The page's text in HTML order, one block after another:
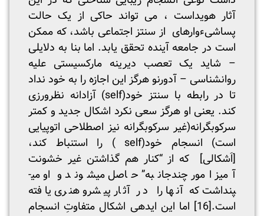
آثار هویداست ، می تواند حاکی از یک حالت
پساشیءواره­ای از سنتز اجتماعی باشد، که ممکن
است در جامعه آینده تحقق یابد. اما بنا به دلایلی
– شاید یک تعصب دیرینه مارکسیستی علیه
روانشناسی – آدورنو هرگز این اجازه را به خود نداد
تا در رابطه با سنتز خود(self) آزادانه نظرورزی
کند. یعنی او هرگز سعی نکرد اشکال جدید و کمتر
سرکوبگرانه(غیر سرکوبگرانه نیز اصطلاحی اتوپیایی
است) انسجام خود(self ) را استنباط کند،
[اَشکالی] که از “کنار هم گذاشتن غیر خشونت
آمیز امور چندجانبه” حاصل می­شوند و او می­
پنداشت که آن­ها را در آثار پیشرو هنری یافته
است.[16]
اما این ایده­ی اشکال متفاوتِ انسجام